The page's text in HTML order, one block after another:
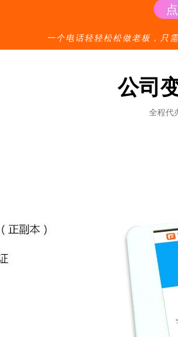
一个电话轻轻松松做老板，只
公司
全程代